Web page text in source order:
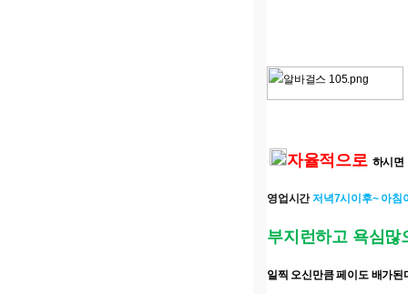
자율적으로 하시면
영업시간저녁7시이후~ 아침
부지런하고 욕심
일찍 오신만큼 페이도 배가된